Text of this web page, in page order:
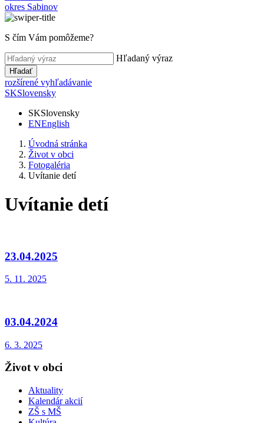
okres Sabinov
S čím Vám pomôžeme?
Hľadaný výraz
Hľadať
rozšírené vyhľadávanie
SKSlovensky
SKSlovensky
ENEnglish
Úvodná stránka
Život v obci
Fotogaléria
Uvítanie detí
Uvítanie detí
23.04.2025
5. 11. 2025
03.04.2024
6. 3. 2025
Život v obci
Aktuality
Kalendár akcií
ZŠ s MŠ